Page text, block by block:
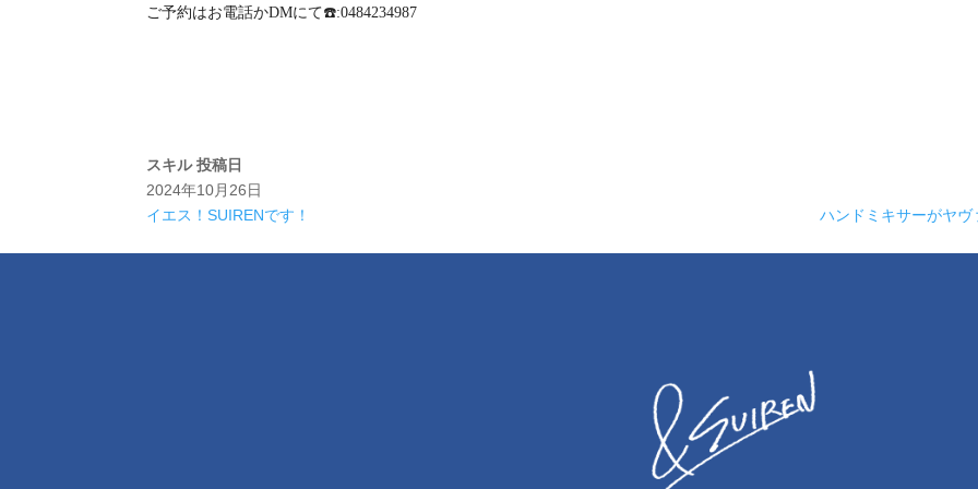
ご予約はお電話かDMにて☎️:0484234987
スキル 投稿日
2024年10月26日
イエス！SUIRENです！
ハンドミキサーがヤヴ